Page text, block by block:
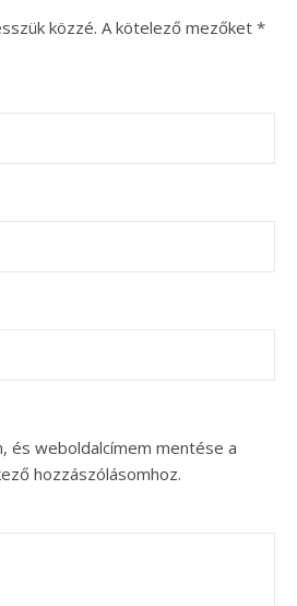
közzé. A kötelező mezőket *
és weboldalcímem mentése a
hozzászólásomhoz.